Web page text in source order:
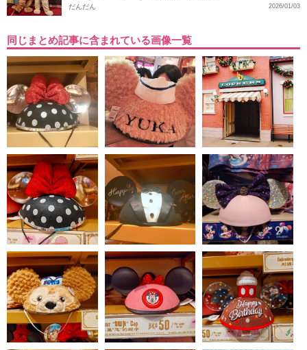
2026/01/03
だんだん
同じまとめ記事に含まれている画像一覧